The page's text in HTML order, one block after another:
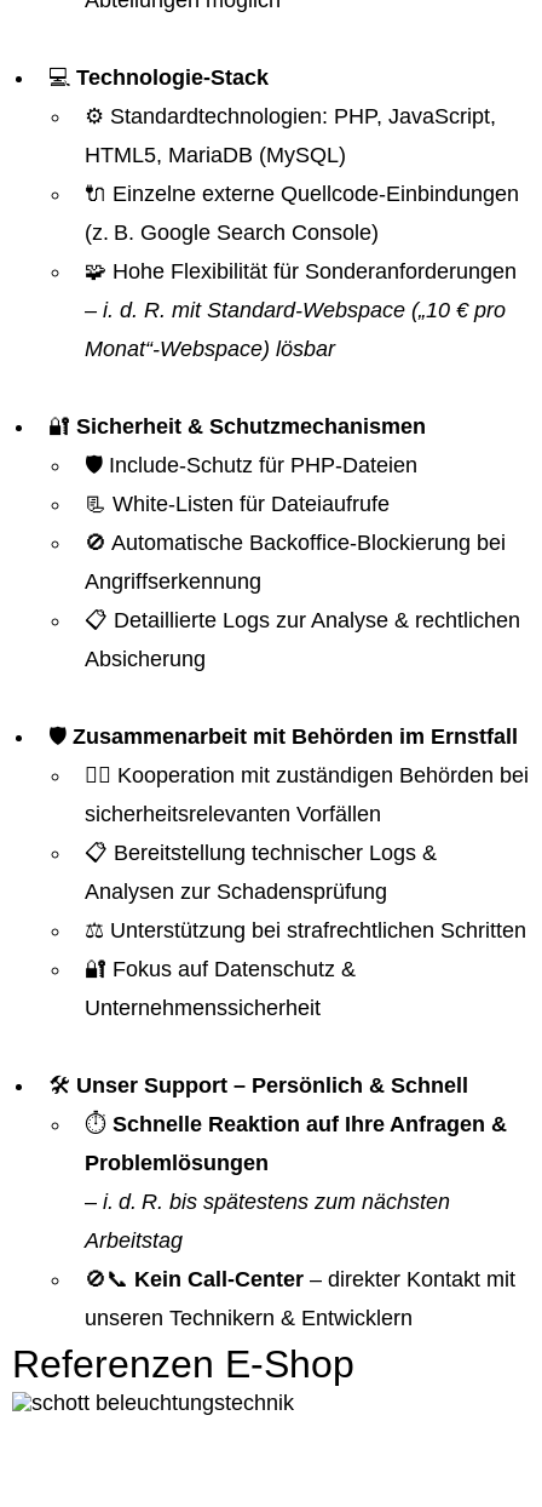
💻 Technologie-Stack
⚙️ Standardtechnologien: PHP, JavaScript,
HTML5, MariaDB (MySQL)
🔌 Einzelne externe Quellcode-Einbindungen
(z. B. Google Search Console)
🧩 Hohe Flexibilität für Sonderanforderungen
– i. d. R. mit Standard-Webspace („10 € pro
Monat“-Webspace) lösbar
🔐 Sicherheit & Schutzmechanismen
🛡️ Include-Schutz für PHP-Dateien
📃 White-Listen für Dateiaufrufe
🚫 Automatische Backoffice-Blockierung bei
Angriffserkennung
📋 Detaillierte Logs zur Analyse & rechtlichen
Absicherung
🛡️ Zusammenarbeit mit Behörden im Ernstfall
👮‍♂️ Kooperation mit zuständigen Behörden bei
sicherheitsrelevanten Vorfällen
📋 Bereitstellung technischer Logs &
Analysen zur Schadensprüfung
⚖️ Unterstützung bei strafrechtlichen Schritten
🔐 Fokus auf Datenschutz &
Unternehmenssicherheit
🛠️ Unser Support – Persönlich & Schnell
⏱️ Schnelle Reaktion auf Ihre Anfragen &
Problemlösungen
– i. d. R. bis spätestens zum nächsten
Arbeitstag
🚫📞 Kein Call-Center – direkter Kontakt mit
unseren Technikern & Entwicklern
Referenzen E-Shop